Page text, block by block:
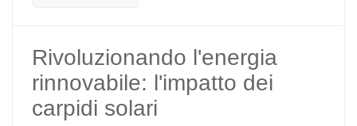
العربية
日本語
Rivoluzionando l'energia
rinnovabile: l'impatto dei
carpidi solari